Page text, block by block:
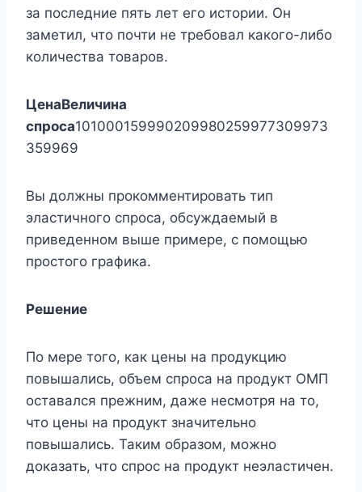
за последние пять лет его истории. Он
заметил, что почти не требовал какого-либо
количества товаров.
ЦенаВеличина
спроса101000159990209980259977309973
359969
Вы должны прокомментировать тип
эластичного спроса, обсуждаемый в
приведенном выше примере, с помощью
простого графика.
Решение
По мере того, как цены на продукцию
повышались, объем спроса на продукт ОМП
оставался прежним, даже несмотря на то,
что цены на продукт значительно
повышались. Таким образом, можно
доказать, что спрос на продукт неэластичен.